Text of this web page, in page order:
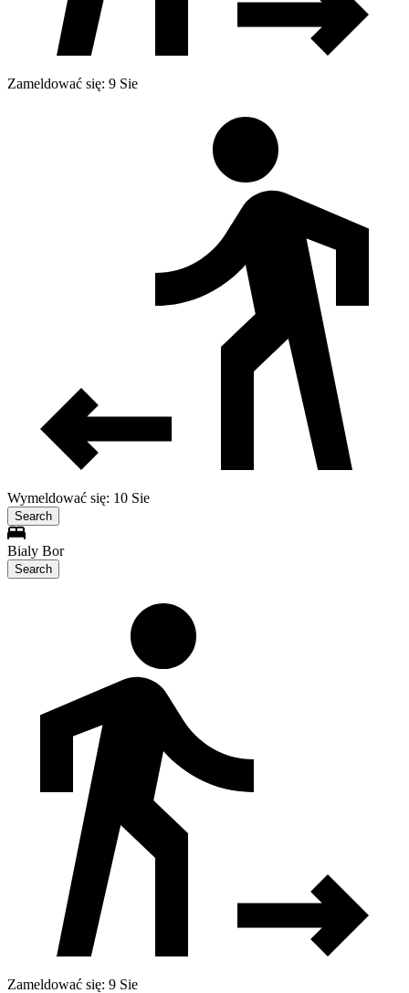
Zameldować się: 9 Sie
Wymeldować się: 10 Sie
Search
Bialy Bor
Search
Zameldować się: 9 Sie